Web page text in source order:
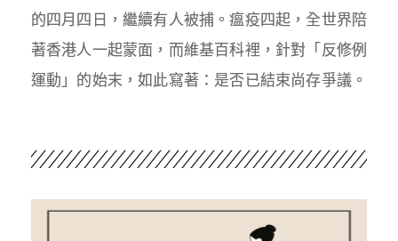
的四月四日，繼續有人被捕。瘟疫四起，全世界陪
著香港人一起蒙面，而維基百科裡，針對「反修例
運動」的始末，如此寫著：是否已結束尚存爭議。